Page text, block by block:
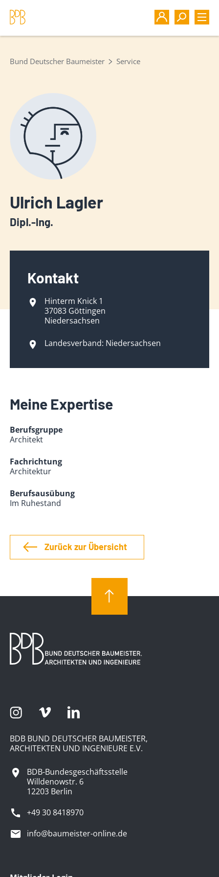
Bund Deutscher Baumeister Service
Ulrich Lagler
Dipl.-Ing.
Kontakt
Hinterm Knick 1
37083 Göttingen
Niedersachsen
Landesverband: Niedersachsen
Meine Expertise
Berufsgruppe
Architekt
Fachrichtung
Architektur
Berufsausübung
Im Ruhestand
Zurück zur Übersicht
BDB BUND DEUTSCHER BAUMEISTER,
ARCHITEKTEN UND INGENIEURE E.V.
BDB-Bundesgeschäftsstelle
Willdenowstr. 6
12203 Berlin
+49 30 8418970
info@baumeister-online.de